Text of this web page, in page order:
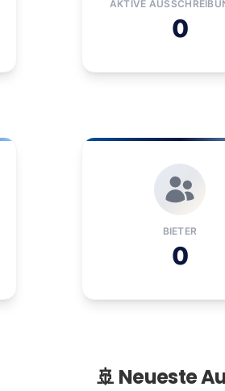
AKTIVE
0
BIETER
0
🚢 Neueste